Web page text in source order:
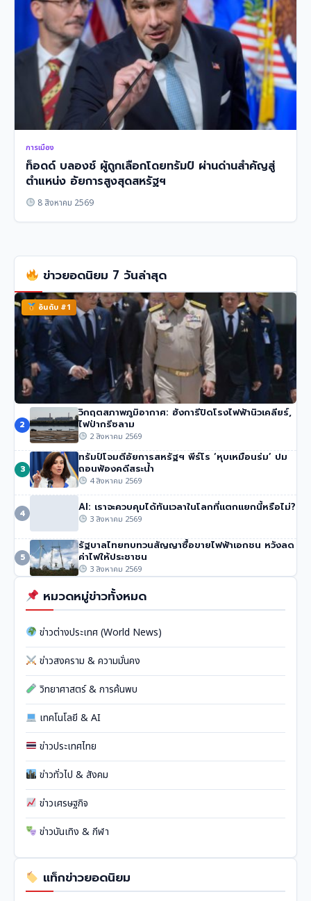
การเมือง
ท็อดด์ บลองช์ ผู้ถูกเลือกโดยทรัมป์ ผ่านด่านสำคัญสู่
ตำแหน่ง อัยการสูงสุดสหรัฐฯ
8 สิงหาคม 2569
ข่าวยอดนิยม 7 วันล่าสุด
อันดับ #1
นายกฯ อนุทิน ของไทย จวกรายงาน UN ชายแดน ‘ไม่รวม
ความเสียหายของไทย’
51 วิว• 4 สิงหาคม 2569
2
วิกฤตสภาพภูมิอากาศ: ฮังการีปิดโรงไฟฟ้านิวเคลียร์,
ไฟป่ากรีซลาม
2 สิงหาคม 2569
3
ทรัมป์โจมตีอัยการสหรัฐฯ พีร์โร ‘หุบเหมือนร่ม’ ปม
ถอนฟ้องคดีสระน้ำ
4 สิงหาคม 2569
4 AI: เราจะควบคุมได้ทันเวลาในโลกที่แตกแยกนี้หรือไม่?
3 สิงหาคม 2569
5
รัฐบาลไทยทบทวนสัญญาซื้อขายไฟฟ้าเอกชน หวังลด
ค่าไฟให้ประชาชน
3 สิงหาคม 2569
หมวดหมู่ข่าวทั้งหมด
ข่าวต่างประเทศ (World News)
ข่าวสงคราม & ความมั่นคง
วิทยาศาสตร์ & การค้นพบ
เทคโนโลยี & AI
ข่าวประเทศไทย
ข่าวทั่วไป & สังคม
ข่าวเศรษฐกิจ
ข่าวบันเทิง & กีฬา
แท็กข่าวยอดนิยม